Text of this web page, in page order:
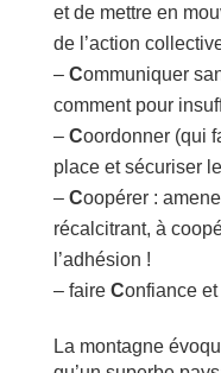
et de mettre en
de l’action
– Communiquer
comment pour
– Coordonner (qui
place et sécuriser
– Coopérer :
récalcitrant, à
l’adhésion !
– faire Confiance
La montagne